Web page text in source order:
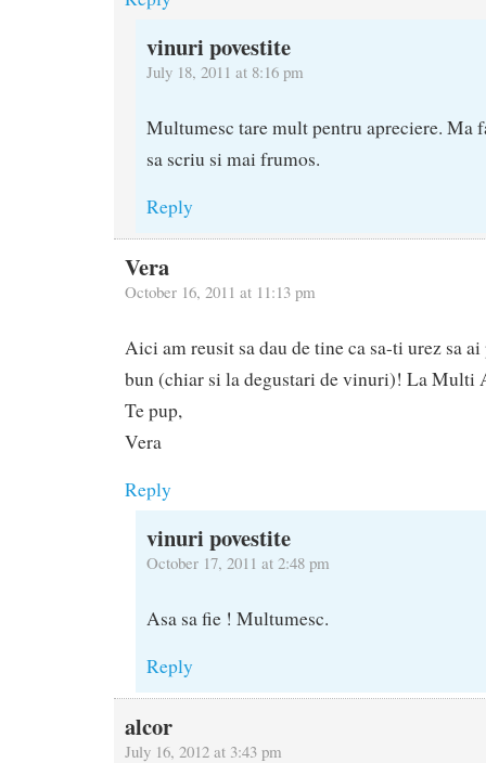
vinuri povestite
July 18, 2011 at 8:16 pm
Multumesc tare mult pentru apreciere. Ma
sa scriu si mai frumos.
Reply
Vera
October 16, 2011 at 11:13 pm
Aici am reusit sa dau de tine ca sa-ti urez sa
bun (chiar si la degustari de vinuri)! La Multi
Te pup,
Vera
Reply
vinuri povestite
October 17, 2011 at 2:48 pm
Asa sa fie ! Multumesc.
Reply
alcor
July 16, 2012 at 3:43 pm